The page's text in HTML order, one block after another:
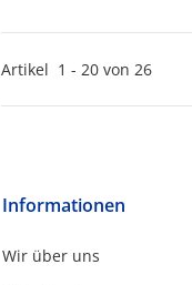
Artikel 1 - 20 von 26
Informationen
Wir über uns